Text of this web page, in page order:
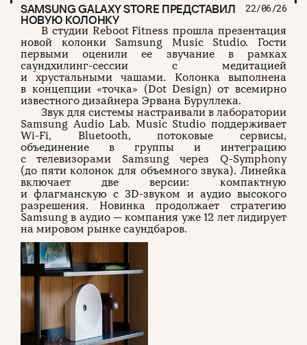
SAMSUNG GALAXY STORE ПРЕДСТАВИЛ
НОВУЮ КОЛОНКУ
22/06/26
В студии Reboot Fitness прошла презентация
новой колонки Samsung Music Studio. Гости
первыми оценили ее звучание в рамках
саундхилинг-сессии с медитацией
и хрустальными чашами. Колонка выполнена
в концепции «точка» (Dot Design) от всемирно
известного дизайнера Эрвана Буруллека.
Звук для системы настраивали в лаборатории
Samsung Audio Lab. Music Studio поддерживает
Wi-Fi, Bluetooth, потоковые сервисы,
объединение в группы и интеграцию
с телевизорами Samsung через Q-Symphony
(до пяти колонок для объемного звука). Линейка
включает две версии: компактную
и флагманскую с 3D-звуком и аудио высокого
разрешения. Новинка продолжает стратегию
Samsung в аудио — компания уже 12 лет лидирует
на мировом рынке саундбаров.